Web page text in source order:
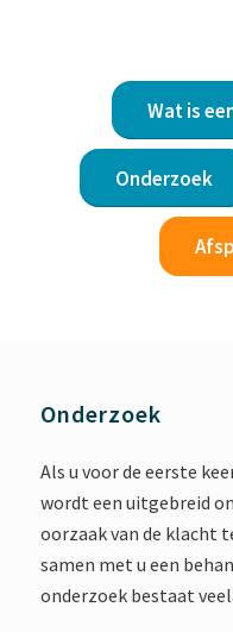
Wat is
Onderzoek
Onderzoek
Als u voor de eerste
wordt een uitgebreid
oorzaak van de klacht
samen met u een
onderzoek bestaat